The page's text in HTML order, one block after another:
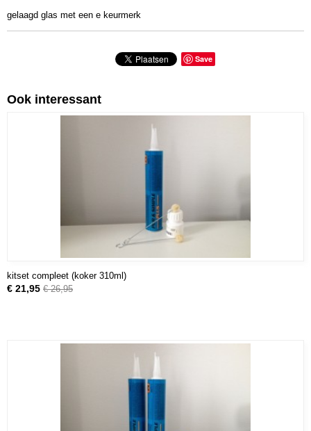
gelaagd glas met een e keurmerk
Save
Ook interessant
kitset compleet (koker 310ml)
€ 21,95 € 26,95